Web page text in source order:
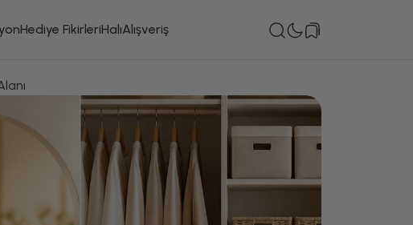
Hediye FikirleriHalıAlışveriş